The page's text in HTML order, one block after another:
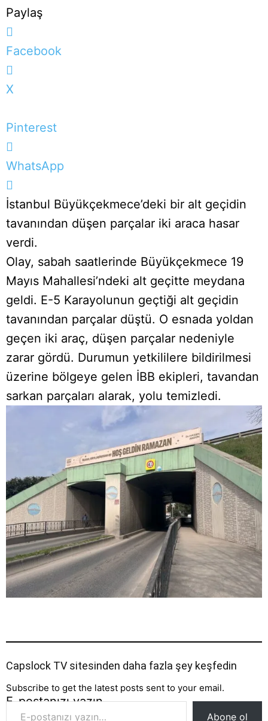
Paylaş
Facebook
X
Pinterest
WhatsApp
İstanbul Büyükçekmece’deki bir alt geçidin
tavanından düşen parçalar iki araca hasar
verdi.
Olay, sabah saatlerinde Büyükçekmece 19
Mayıs Mahallesi’ndeki alt geçitte meydana
geldi. E-5 Karayolunun geçtiği alt geçidin
tavanından parçalar düştü. O esnada yoldan
geçen iki araç, düşen parçalar nedeniyle
zarar gördü. Durumun yetkililere bildirilmesi
üzerine bölgeye gelen İBB ekipleri, tavandan
sarkan parçaları alarak, yolu temizledi.
Capslock TV sitesinden daha fazla şey keşfedin
Subscribe to get the latest posts sent to your email.
E-postanızı yazın…
Abone ol